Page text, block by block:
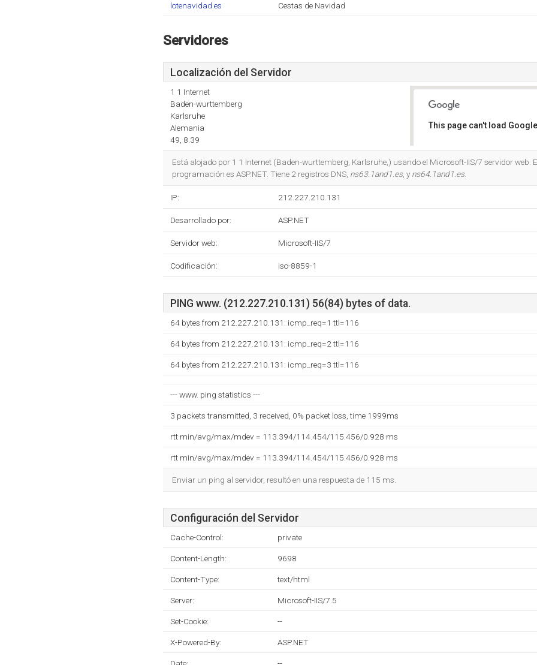
lotenavidad.es Cestas de Navidad
Servidores
Localización del Servidor
1 1 Internet
Baden-wurttemberg
Karlsruhe
Alemania
49, 8.39
This page can't load
Está alojado por 1 1 Internet (Baden-wurttemberg, Karlsruhe,) usando el Microsoft-IIS/7 servidor web.
programación es ASP.NET. Tiene 2 registros DNS, ns63.1and1.es, y ns64.1and1.es.
IP: 212.227.210.131
Desarrollado por: ASP.NET
Servidor web: Microsoft-IIS/7
Codificación: iso-8859-1
PING www. (212.227.210.131) 56(84) bytes of data.
64 bytes from 212.227.210.131: icmp_req=1 ttl=116
64 bytes from 212.227.210.131: icmp_req=2 ttl=116
64 bytes from 212.227.210.131: icmp_req=3 ttl=116
--- www. ping statistics ---
3 packets transmitted, 3 received, 0% packet loss, time 1999ms
rtt min/avg/max/mdev = 113.394/114.454/115.456/0.928 ms
rtt min/avg/max/mdev = 113.394/114.454/115.456/0.928 ms
Enviar un ping al servidor, resultó en una respuesta de 115 ms.
Configuración del Servidor
Cache-Control: private
Content-Length: 9698
Content-Type: text/html
Server: Microsoft-IIS/7.5
Set-Cookie: --
X-Powered-By: ASP.NET